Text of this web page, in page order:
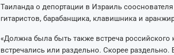
Таиланда о депортации в Израиль
гитаристов, барабанщика, клавишника и
«Должна была быть также встреча российского
встречались или раздельно. Скорее раздельно.